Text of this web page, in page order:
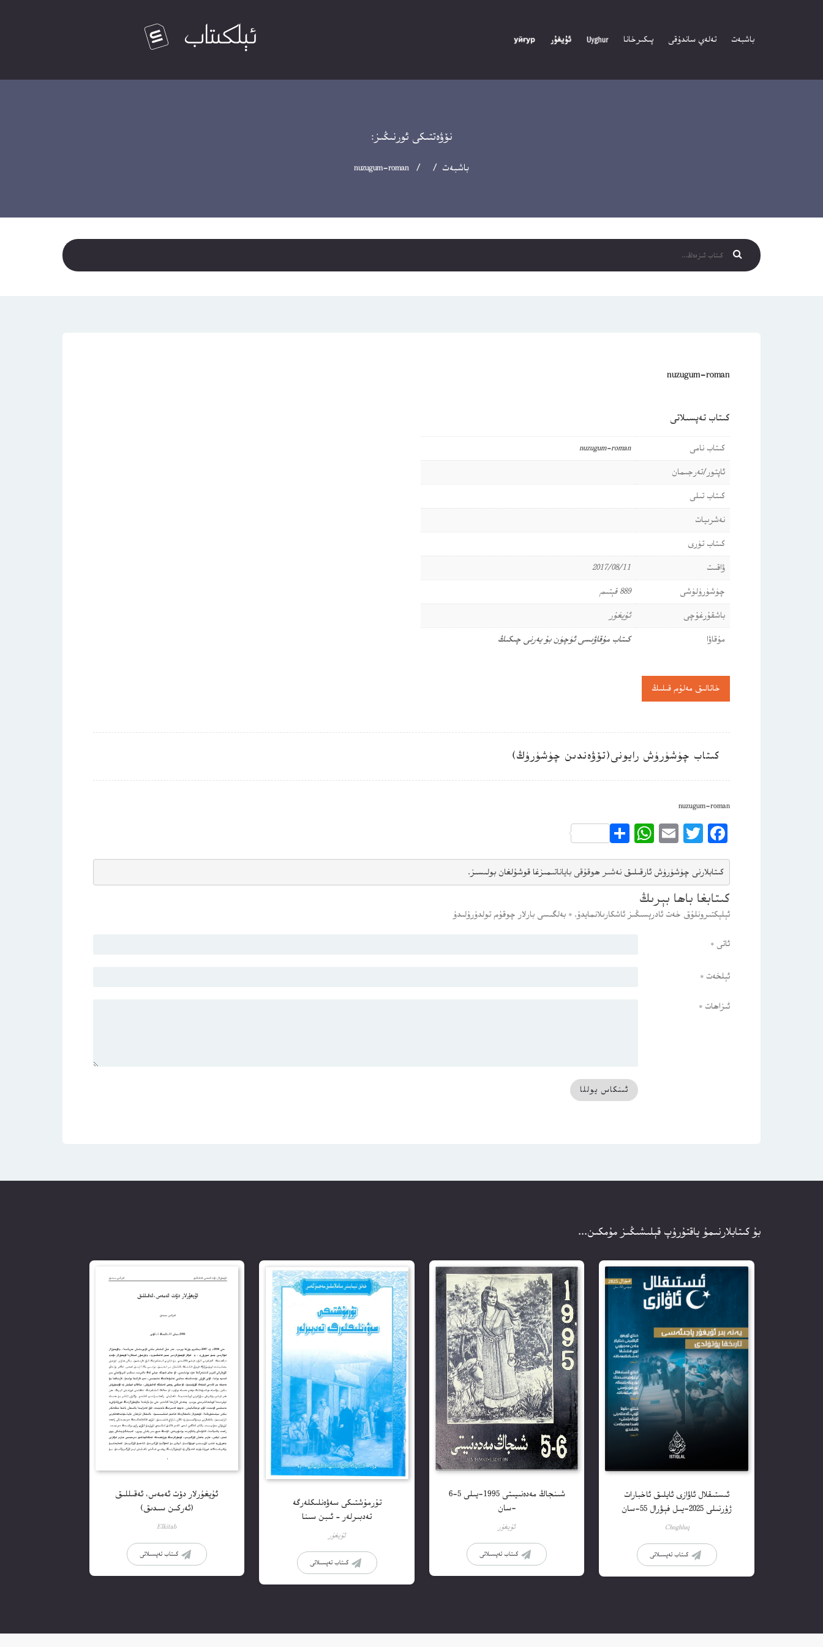
باشبەت تەلەي ساندۇقى پىكىرخانا
نۆۋەتتىكى ئورنىڭىز:
باشبەت / / nuzugum-roman
nuzugum-roman
كىتاب تەپسىلاتى
كىتاب نامى
nuzugum-roman
ئاپتور/تەرجىمان
كىتاب تىلى
نەشرىيات
كىتاب تۈرى
ۋاقىت
2017/08/11
چۈشۈرۈلۈشى
889 قېتىم
باشقۇرغۇچى
ئۇيغۇر
مۇقاۋا
كىتاب مۇقاۋىسى ئۈچۈن بۇ يەرنى چىكىڭ
خاتالىق مەلۇم قىلىڭ
كىتاب چۈشۈرۈش رايونى(تۆۋەندىن چۈشۈرۈڭ)
nuzugum-roman
Facebook
Twitter
Email
WhatsApp
Share
كىتابلارنى چۈشۈرۈش ئارقىلىق نەشىر ھوقۇقى باياناتىمىزغا قوشۇلغان بولىسىز.
كىتابغا باھا بېرىڭ
ئېلېكتىرونلۇق خەت ئادرېسىڭىز ئاشكارىلانمايدۇ. * بەلگىسى بارلار چوقۇم تولدۇرۇلىدۇ
ئاتى *
ئېلخەت *
ئىزاھات *
بۇ كىتابلارنىمۇ ياقتۇرۇپ قېلىشىڭىز مۇمكىن...
ئىستىقلال ئاۋازى ئايلىق ئاخبارات
ژۇرنىلى 2025-يىل فېۋرال 55-سان
Choghluq
كىتاب تەپسىلاتى
شىنجاڭ مەدەنىيىتى 1995-يىلى 5-6
-سان
ئۇيغۇر
كىتاب تەپسىلاتى
تۇرمۇشتىكى سەۋەنلىكلەرگە
تەدبىرلەر – ئىبن سىنا
ئۇيغۇر
كىتاب تەپسىلاتى
ئۇيغۇرلار دۆت ئەمەس، ئەقىللىق
(ئەركىن سىدىق)
Elkitab
كىتاب تەپسىلاتى